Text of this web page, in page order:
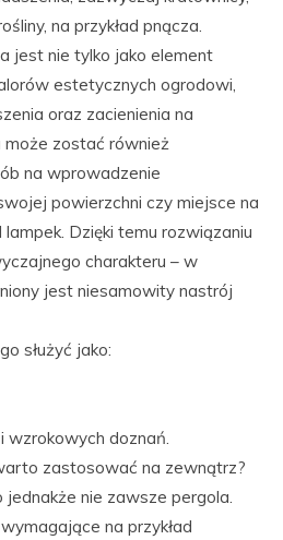
na przykład pnącza.
jest nie tylko jako element
estetycznych ogrodowi,
oraz zacienienia na
może zostać również
na wprowadzenie
powierzchni czy miejsce na
lampek. Dzięki temu rozwiązaniu
charakteru – w
jest niesamowity nastrój
służyć jako:
doznań.
zastosować na zewnątrz?
nie zawsze pergola.
na przykład